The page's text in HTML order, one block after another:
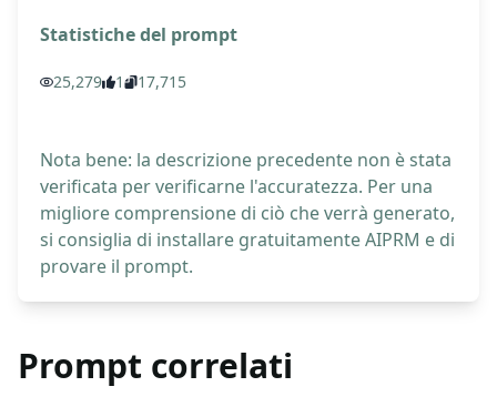
Statistiche del prompt
25,279 1 17,715
Nota bene: la descrizione precedente non è stata
verificata per verificarne l'accuratezza. Per una
migliore comprensione di ciò che verrà generato,
si consiglia di installare gratuitamente AIPRM e di
provare il prompt.
Prompt correlati